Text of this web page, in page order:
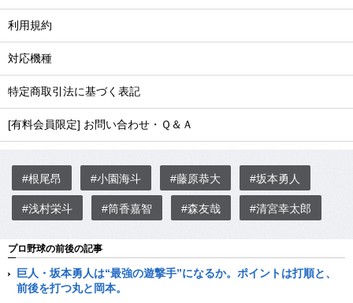
利用規約
対応機種
特定商取引法に基づく表記
[有料会員限定] お問い合わせ・Ｑ＆Ａ
#根尾昂 #小園海斗 #藤原恭大 #坂本勇人
#浅村栄斗 #筒香嘉智 #森友哉 #清宮幸太郎
プロ野球の前後の記事
巨人・坂本勇人は“最強の遊撃手”になるか。ポイントは打順と、
前後を打つ丸と岡本。